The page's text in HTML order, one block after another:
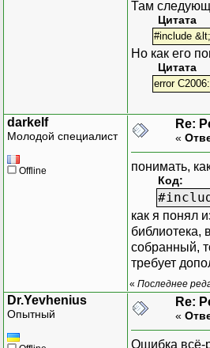
Там
Цитата
#include
Но как его
Цитата
error
darkelf
Молодой специалист
Offline
Re:
«
понимать,
Код:
как я понял
библиотека,
собранный,
требует
« Последнее
Dr.Yevhenius
Опытный
Re:
«
Ошибка всё-